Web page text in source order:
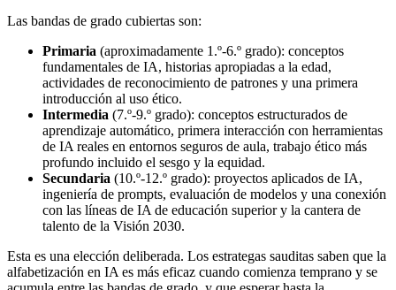
Las bandas de grado cubiertas son:
Primaria (aproximadamente 1.º-6.º grado): conceptos
fundamentales de IA, historias apropiadas a la edad,
actividades de reconocimiento de patrones y una primera
introducción al uso ético.
Intermedia (7.º-9.º grado): conceptos estructurados de
aprendizaje automático, primera interacción con herramientas
de IA reales en entornos seguros de aula, trabajo ético más
profundo incluido el sesgo y la equidad.
Secundaria (10.º-12.º grado): proyectos aplicados de IA,
ingeniería de prompts, evaluación de modelos y una conexión
con las líneas de IA de educación superior y la cantera de
talento de la Visión 2030.
Esta es una elección deliberada. Los estrategas sauditas saben que la
alfabetización en IA es más eficaz cuando comienza temprano y se